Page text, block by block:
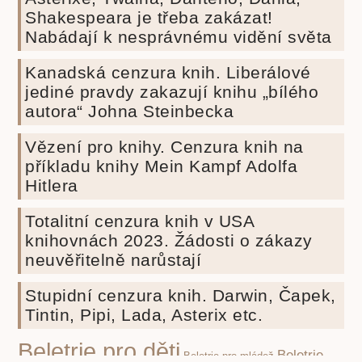
Shakespeara je třeba zakázat!
Nabádají k nesprávnému vidění světa
Kanadská cenzura knih. Liberálové
jediné pravdy zakazují knihu „bílého
autora“ Johna Steinbecka
Vězení pro knihy. Cenzura knih na
příkladu knihy Mein Kampf Adolfa
Hitlera
Totalitní cenzura knih v USA
knihovnách 2023. Žádosti o zákazy
neuvěřitelně narůstají
Stupidní cenzura knih. Darwin, Čapek,
Tintin, Pipi, Lada, Asterix etc.
Beletrie pro děti Beletrie pro mládež Beletrie